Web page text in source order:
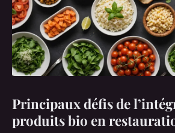
Principaux défis de
produits bio en